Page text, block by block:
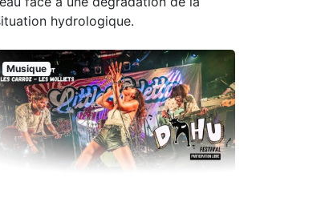
hydrologique.
Musique